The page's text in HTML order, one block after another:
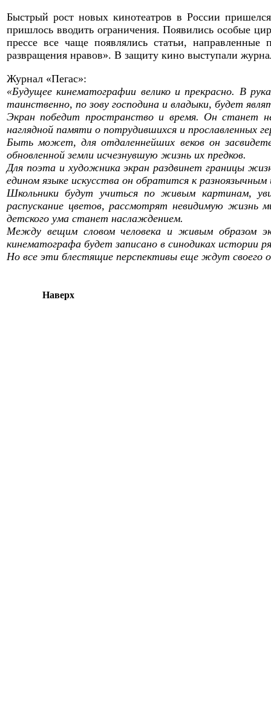
Быстрый рост новых кинотеатров в России
пришлось вводить ограничения. Появились особые
прессе все чаще появлялись статьи,
развращения нравов». В защиту кино выступали
Журнал «Пегас»:
«Будущее кинематографии велико и прекрасно. В
таинственно, по зову господина и владыки, будет
Экран победит пространство и время. Он станет
наглядной памяти о потрудившихся и прославленных
Быть может, для отдаленнейших веков он
обновленной земли исчезнувшую жизнь их предков.
Для поэта и художника экран раздвинет границы
едином языке искусства он обратится к
Школьники будут учиться по живым картинам,
распускание цветов, рассмотрят невидимую
детского ума станет наслаждением.
Между вещим словом человека и живым образом
кинематографа будет записано в синодиках истории
Но все эти блестящие перспективы еще ждут своего
Наверх